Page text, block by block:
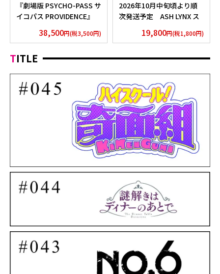
『劇場版 PSYCHO-PASS サ
イコパス PROVIDENCE』
38,500円(税3,500円)
2026年10月中旬頃より順
次発送予定 ASH LYNX ス
Silver925×Peridot ver.
19,800円(税1,800円)
TITLE